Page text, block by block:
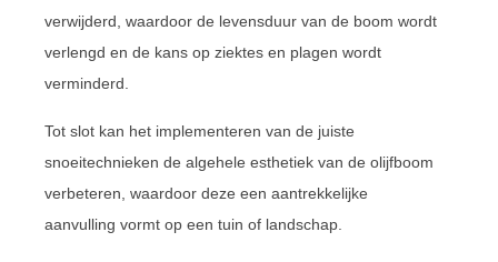
verwijderd, waardoor de levensduur van de boom wordt
verlengd en de kans op ziektes en plagen wordt
verminderd.
Tot slot kan het implementeren van de juiste
snoeitechnieken de algehele esthetiek van de olijfboom
verbeteren, waardoor deze een aantrekkelijke
aanvulling vormt op een tuin of landschap.